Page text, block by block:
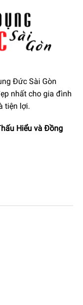
lần.
tốt nhu cầu lưu
thực phẩm tươi
giữ cửa tủ luôn
BioFresh
gàng và thẩm
Đức Sài Gòn
nhất cho gia đình
tiện lợi.
Hiểu và Đồng